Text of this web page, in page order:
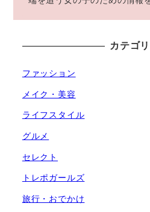
カテゴ
ファッション
メイク・美容
ライフスタイル
グルメ
セレクト
トレポガールズ
旅行・おでかけ